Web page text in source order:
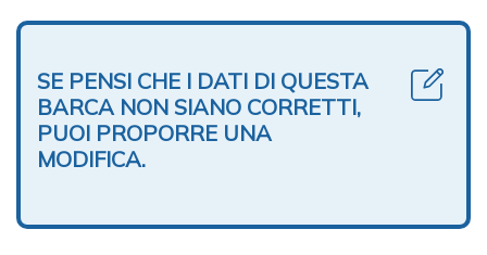
SE PENSI CHE I DATI DI QUESTA
BARCA NON SIANO CORRETTI,
PUOI PROPORRE UNA
MODIFICA.